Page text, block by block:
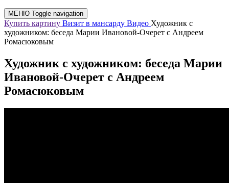
МЕНЮ Toggle navigation
Купить картину Визит в мансарду Видео Художник с
художником: беседа Марии Ивановой-Очерет с Андреем
Ромасюковым
Художник с художником: беседа Марии
Ивановой-Очерет с Андреем
Ромасюковым